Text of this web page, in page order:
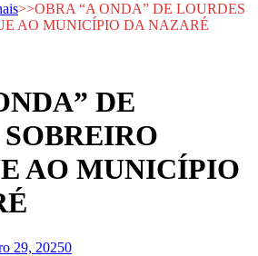
>>OBRA “A ONDA” DE LOURDES
AO MUNICÍPIO DA NAZARÉ
DE
AO MUNICÍPIO
29, 20250